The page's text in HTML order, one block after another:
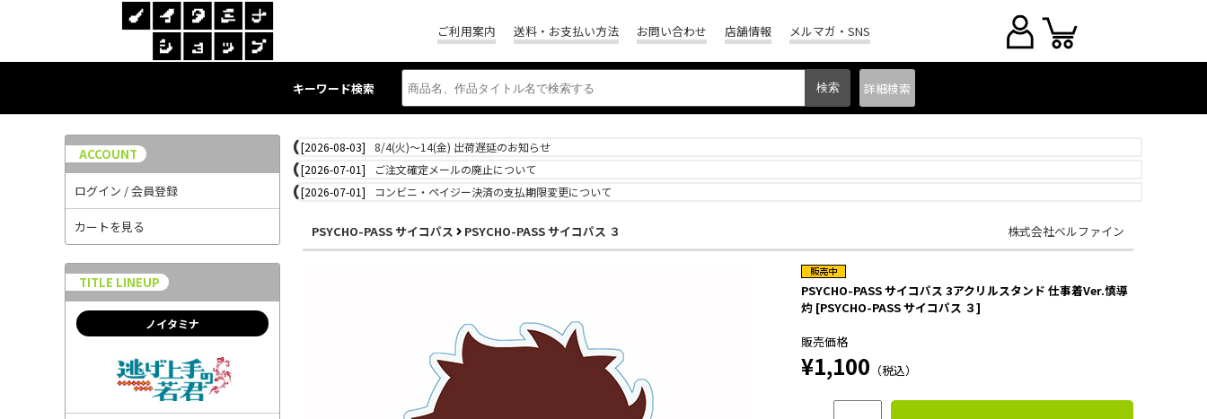
ご利用案内 送料・お支払い方法 お問い合わせ 店舗情報 メルマガ・SNS
キーワード検索 詳細検索
ACCOUNT
ログイン / 会員登録
カートを見る
TITLE LINEUP
ノイタミナ
[2026-08-03]
8/4(火)～14(金) 出荷遅延のお知らせ
[2026-07-01]
ご注文確定メールの廃止について
[2026-07-01]
コンビニ・ペイジー決済の支払期限変更について
PSYCHO-PASS サイコパス PSYCHO-PASS サイコパス ３ 株式会社ベルファイン
PSYCHO-PASS サイコパス 3アクリルスタンド 仕事着Ver.慎導
灼 [PSYCHO-PASS サイコパス ３]
販売価格
¥1,100 （税込）